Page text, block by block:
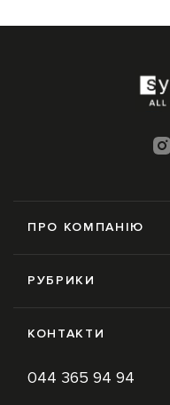
ПРО КОМПАНІЮ
Контакти
РУБРИКИ
Trends
КОНТАКТИ
044 365 94 94